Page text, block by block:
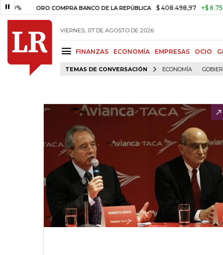
ORO COMPRA BANCO DE LA REPÚBLICA $ 408.498,97 +$ 8.753,81
VIERNES, 07 DE AGOSTO DE 2026
FINANZAS ECONOMÍA EMPRESAS OCIO
TEMAS DE CONVERSACIÓN ECONOMÍA